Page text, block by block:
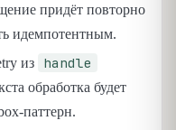
придёт повторно
идемпотентным.
из
handle
обработка будет
паттерн.